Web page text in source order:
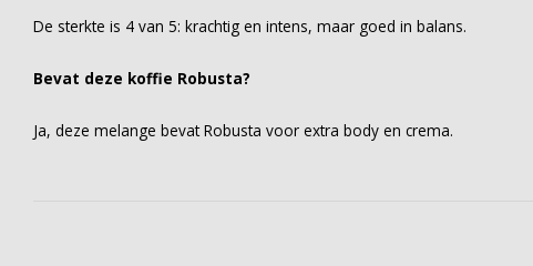
De sterkte is 4 van 5: krachtig en intens, maar goed in balans.
Bevat deze koffie Robusta?
Ja, deze melange bevat Robusta voor extra body en crema.